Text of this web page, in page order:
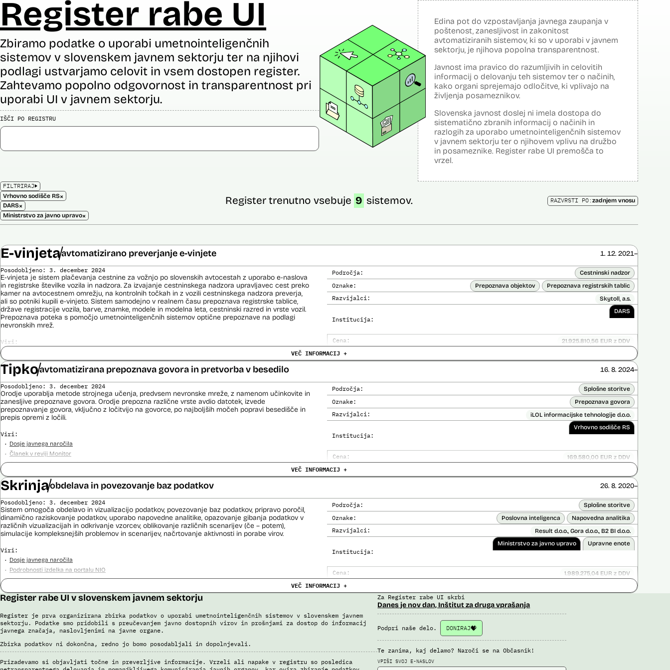
Register rabe UI
Zbiramo podatke o uporabi umetnointeligenčnih
sistemov v slovenskem javnem sektorju ter na njihovi
podlagi ustvarjamo celovit in vsem dostopen register.
Zahtevamo popolno odgovornost in transparentnost pri
uporabi UI v javnem sektorju.
IŠČI PO REGISTRU
Edina pot do vzpostavljanja javnega zaupanja v
poštenost, zanesljivost in zakonitost
avtomatiziranih sistemov, ki so v uporabi v javnem
sektorju, je njihova popolna transparentnost.
Javnost ima pravico do razumljivih in celovitih
informacij o delovanju teh sistemov ter o načinih,
kako organi sprejemajo odločitve, ki vplivajo na
življenja posameznikov.
Slovenska javnost doslej ni imela dostopa do
sistematično zbranih informacij o načinih in
razlogih za uporabo umetnointeligenčnih sistemov
v javnem sektorju ter o njihovem vplivu na družbo
in posameznike. Register rabe UI premošča to
vrzel.
FILTRIRAJ
Vrhovno sodišče RS×
DARS×
Ministrstvo za javno upravo×
Register trenutno vsebuje 9 sistemov. RAZVRSTI PO:zadnjem vnosu
E-vinjetaavtomatizirano preverjanje e-vinjete 1. 12. 2021–
Področja: Cestninski nadzor
Oznake: Prepoznava objektov Prepoznava registrskih tablic
Razvijalci: Skytoll, a.s.
Institucija:
DARS
Cena: 21.925.810,56 EUR z DDV
Analiza učinka na človekove pravice opravljena:
Da ?
Posodobljeno: 3. december 2024
E-vinjeta je sistem plačevanja cestnine za vožnjo po slovenskih avtocestah z uporabo e-naslova
in registrske številke vozila in nadzora. Za izvajanje cestninskega nadzora upravljavec cest preko
kamer na avtocestnem omrežju, na kontrolnih točkah in z vozili cestninskega nadzora preverja,
ali so potniki kupili e-vinjeto. Sistem samodejno v realnem času prepoznava registrske tablice,
države registracije vozila, barve, znamke, modele in modelna leta, cestninski razred in vrste vozil.
Prepoznava poteka s pomočjo umetnointeligenčnih sistemov optične prepoznave na podlagi
nevronskih mrež.
Viri:
Odgovor na zahtevek za informacije javnega značaja
Pogodba za izdelavo sistema E-vinjeta
Ocena učinka na osebne podatke
Potek procesa nadzora E-vinjet
VEČ INFORMACIJ +
Tipkoavtomatizirana prepoznava govora in pretvorba v besedilo 16. 8. 2024–
Področja: Splošne storitve
Oznake: Prepoznava govora
Razvijalci: iLOL informacijske tehnologije d.o.o.
Institucija:
Vrhovno sodišče RS
Cena: 169.580,00 EUR z DDV
Trajanje licence:
Ne
Posodobljeno: 3. december 2024
Orodje uporablja metode strojnega učenja, predvsem nevronske mreže, z namenom učinkovite in
zanesljive prepoznave govora. Orodje prepozna različne vrste avdio datotek, izvede
prepoznavanje govora, vključno z ločitvijo na govorce, po najboljših močeh popravi besedišče in
prepis opremi z ločili.
Viri:
Dosje javnega naročila
Članek v reviji Monitor
Odgovor na zahtevo za dostop do informacij javnega značaja
VEČ INFORMACIJ +
Skrinjaobdelava in povezovanje baz podatkov 26. 8. 2020–
Področja: Splošne storitve
Oznake: Poslovna inteligenca Napovedna analitika
Razvijalci: Result d.o.o., Gora d.o.o., B2 BI d.o.o.
Institucija:
Ministrstvo za javno upravo Upravne enote
Cena: 1.989.275,04 EUR z DDV
Analiza učinka na človekove pravice opravljena:
Analiza učinka na osebne podatke opravljena:
Posodobljeno: 3. december 2024
Sistem omogoča obdelavo in vizualizacijo podatkov, povezovanje baz podatkov, pripravo poročil,
dinamično raziskovanje podatkov, uporabo napovedne analitike, opazovanje gibanja podatkov v
različnih vizualizacijah in odkrivanje vzorcev, oblikovanje različnih scenarijev (če – potem),
simulacije kompleksnejših problemov in scenarijev, načrtovanje aktivnosti in porabe virov.
Viri:
Dosje javnega naročila
Podrobnosti izdelka na portalu NIO
Predstavitev projekta na gov.si
Odgovor na zahtevo za dostop do informacij javnega značaja
Promocijska zloženka Skrinja 2.0
Ocena učinka na osebne podatke
VEČ INFORMACIJ +
Register rabe UI v slovenskem javnem sektorju
Register je prva organizirana zbirka podatkov o uporabi umetnointeligenčnih sistemov v slovenskem javnem
sektorju. Podatke smo pridobili s preučevanjem javno dostopnih virov in prošnjami za dostop do informacij
javnega značaja, naslovljenimi na javne organe.
Zbirka podatkov ni dokončna, redno jo bomo posodabljali in dopolnjevali.
Prizadevamo si objavljati točne in preverljive informacije. Vrzeli ali napake v registru so posledica
Za Register rabe UI skrbi
Danes je nov dan, Inštitut za druga vprašanja
Podpri naše delo. DONIRAJ
Te zanima, kaj delamo? Naroči se na Občasnik!
VPIŠI SVOJ E-NASLOV